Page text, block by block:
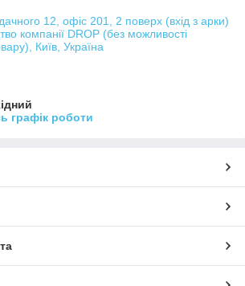
12, офіс 201, 2 поверх (вхід з арки)
компанії DROP (без можливості
Київ, Україна
графік роботи